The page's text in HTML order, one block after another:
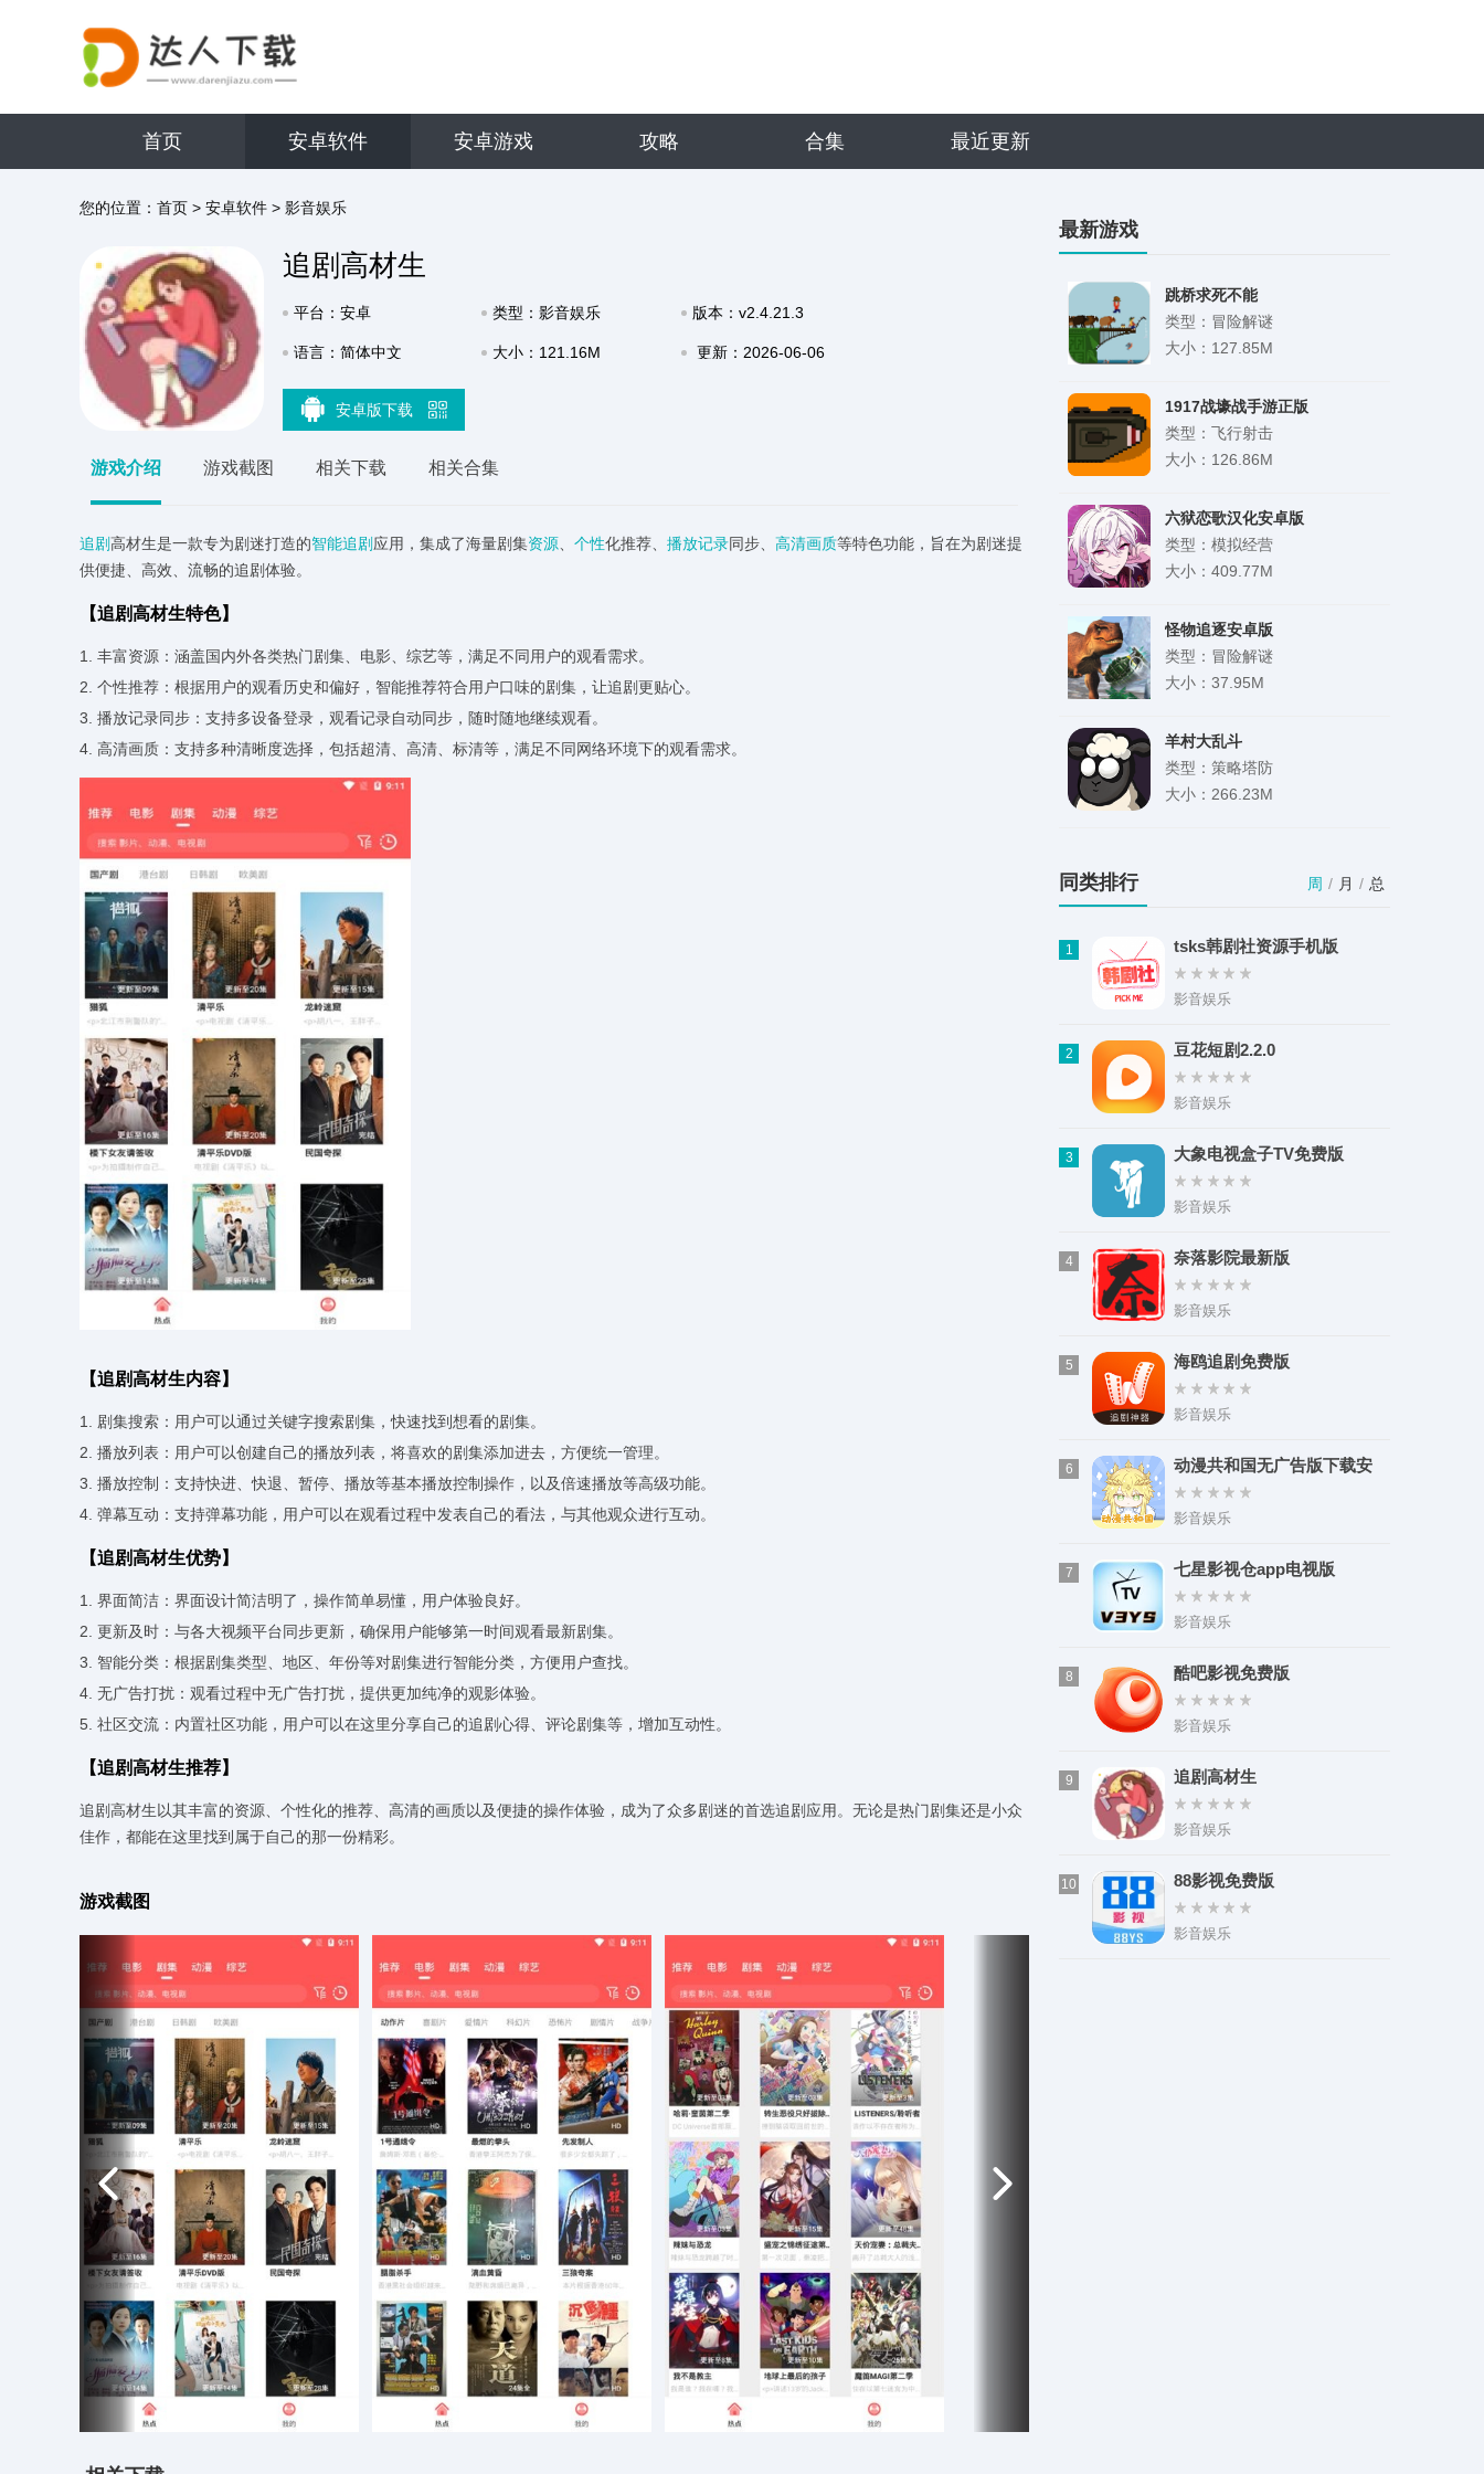
首页 安卓软件 安卓游戏 攻略 合集 最近更新
您的位置： 首页 > 安卓软件 > 影音娱乐
追剧高材生
平台：安卓 类型：影音娱乐 版本：v2.4.21.3
语言：简体中文 大小：121.16M 更新：2026-06-06
安卓版下载
游戏介绍 游戏截图 相关下载 相关合集
追剧高材生是一款专为剧迷打造的智能追剧 应用，集成了海量剧集资源 个性化推荐、 播放记录同步、 高清画质等特色功能，旨在为剧迷提
供便捷、高效、流畅的追剧体验。
【追剧高材生特色】
1. 丰富资源：涵盖国内外各类热门剧集、电影、综艺等，满足不同用户的观看需求。
2. 个性推荐：根据用户的观看历史和偏好，智能推荐符合用户口味的剧集，让追剧更贴心。
3. 播放记录同步：支持多设备登录，观看记录自动同步，随时随地继续观看。
4. 高清画质：支持多种清晰度选择，包括超清、高清、标清等，满足不同网络环境下的观看需求。
【追剧高材生内容】
1. 剧集搜索：用户可以通过关键字搜索剧集，快速找到想看的剧集。
2. 播放列表：用户可以创建自己的播放列表，将喜欢的剧集添加进去，方便统一管理。
3. 播放控制：支持快进、快退、暂停、播放等基本播放控制操作，以及倍速播放等高级功能。
4. 弹幕互动：支持弹幕功能，用户可以在观看过程中发表自己的看法，与其他观众进行互动。
【追剧高材生优势】
1. 界面简洁：界面设计简洁明了，操作简单易懂，用户体验良好。
2. 更新及时：与各大视频平台同步更新，确保用户能够第一时间观看最新剧集。
3. 智能分类：根据剧集类型、地区、年份等对剧集进行智能分类，方便用户查找。
4. 无广告打扰：观看过程中无广告打扰，提供更加纯净的观影体验。
5. 社区交流：内置社区功能，用户可以在这里分享自己的追剧心得、评论剧集等，增加互动性。
【追剧高材生推荐】
追剧高材生以其丰富的资源、个性化的推荐、高清的画质以及便捷的操作体验，成为了众多剧迷的首选追剧应用。无论是热门剧集还是小众
佳作，都能在这里找到属于自己的那一份精彩。
游戏截图
最新游戏
跳桥求死不能
类型：冒险解谜
大小：127.85M
1917战壕战手游正版
类型：飞行射击
大小：126.86M
六狱恋歌汉化安卓版
类型：模拟经营
大小：409.77M
怪物追逐安卓版
类型：冒险解谜
大小：37.95M
羊村大乱斗
类型：策略塔防
大小：266.23M
熊猫头漫画短剧最新版
类型：影音娱乐
周 / 月 / 总
同类排行
1 tsks韩剧社资源手机版
影音娱乐
2 豆花短剧2.2.0
影音娱乐
3 大象电视盒子TV免费版
影音娱乐
4 奈落影院最新版
影音娱乐
5 海鸥追剧免费版
影音娱乐
6
动漫共和国无广告版下载安
装
影音娱乐
7 七星影视仓app电视版
影音娱乐
8 酷吧影视免费版
影音娱乐
9 追剧高材生
影音娱乐
10 88影视免费版
影音娱乐